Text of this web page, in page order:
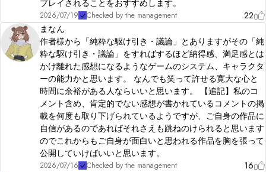
プレイされることをおすすめします。
2026/07/19 Checked by the management
22
まなん
作者様から「純粋な駆け引き・議論」とありますがその「純
粋な駆け引き・議論」をすればするほど納得感、満足感とは
かけ離れた感想になるようなゲームのシステム、キャラクタ
ーの能力かと思います。 なんでも笑って許せる寛大な心と
時間に余裕がある人ならいいと思います。 【追記】私のコ
メント含め、肯定的でない感想が書かれているコメントの掲
載を何度も取り下げられているようですが、ご自身の作品に
自信があるのであればそれさえも跳ねのけられると思います
のでこれからもご自身が面白いと思われる作品を胸を張って
公開していけばいいと思います。
2026/07/16 Checked by the management
16